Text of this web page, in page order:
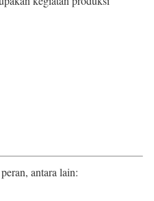
antara lain: